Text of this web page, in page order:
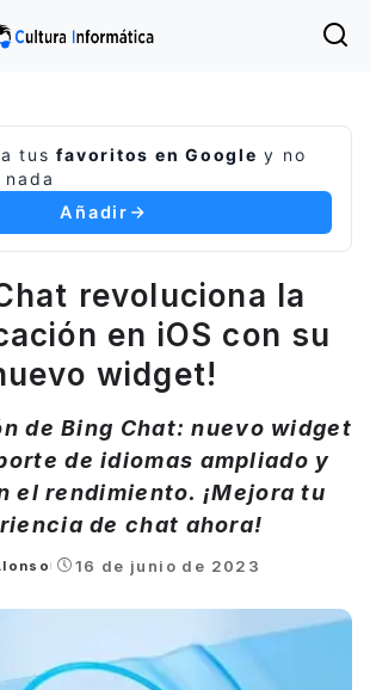
a tusfavoritos en Google y no
Añadir
revoluciona la
en iOS con su
widget!
de Bing Chat: nuevo widget
de idiomas ampliado y
el rendimiento. ¡Mejora tu
de chat ahora!
16 de junio de 2023